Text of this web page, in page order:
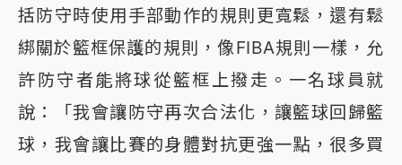
括防守時使用手部動作的規則更寬鬆，還有鬆
綁關於籃框保護的規則，像FIBA規則一樣，允
許防守者能將球從籃框上撥走。一名球員就
說：「我會讓防守再次合法化，讓籃球回歸籃
球，我會讓比賽的身體對抗更強一點，很多買